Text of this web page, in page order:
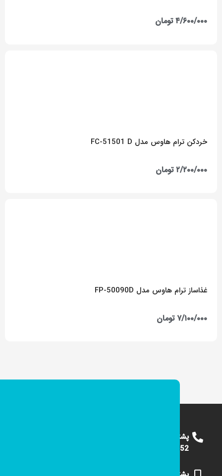
۴/۶۰۰/۰۰۰ تومان
خردکن ترام هاوس مدل FC-51501 D
۲/۲۰۰/۰۰۰ تومان
غذاساز ترام هاوس مدل FP-50090D
۷/۱۰۰/۰۰۰ تومان
پشتیبانی
09124375652